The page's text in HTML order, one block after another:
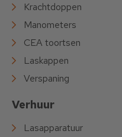
Krachtdoppen
Manometers
CEA toortsen
Laskappen
Verspaning
Verhuur
Lasapparatuur